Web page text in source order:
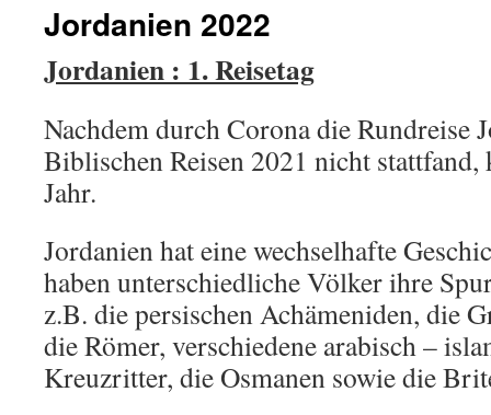
Jordanien 2022
Jordanien : 1. Reisetag
Nachdem durch Corona die Rundreise
Biblischen Reisen 2021 nicht stattfand,
Jahr.
Jordanien hat eine wechselhafte
haben unterschiedliche Völker ihre
z.B. die persischen Achämeniden, die
die Römer, verschiedene arabisch –
Kreuzritter, die Osmanen sowie die